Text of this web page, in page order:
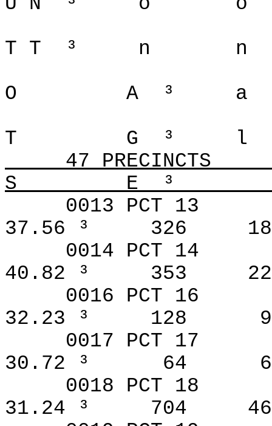
T T
³ n
n
O
A ³
a
T
G ³
l
47 PRECINCTS
S
E
0013 PCT 13
37.56 ³
326
0014 PCT 14
40.82 ³
353
0016 PCT 16
32.23 ³
128
0017 PCT 17
30.72 ³
64
0018 PCT 18
31.24 ³
704